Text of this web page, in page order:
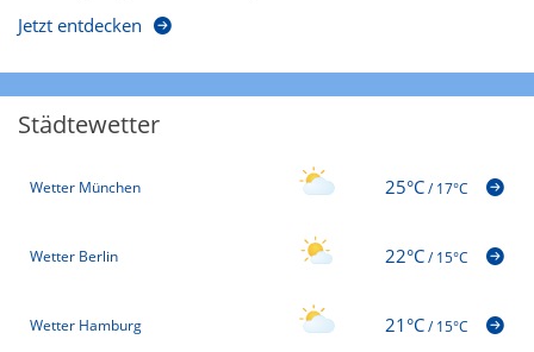
Jetzt entdecken
Städtewetter
Wetter München 25°C/17°C
Wetter Berlin 22°C/15°C
Wetter Hamburg 21°C/15°C